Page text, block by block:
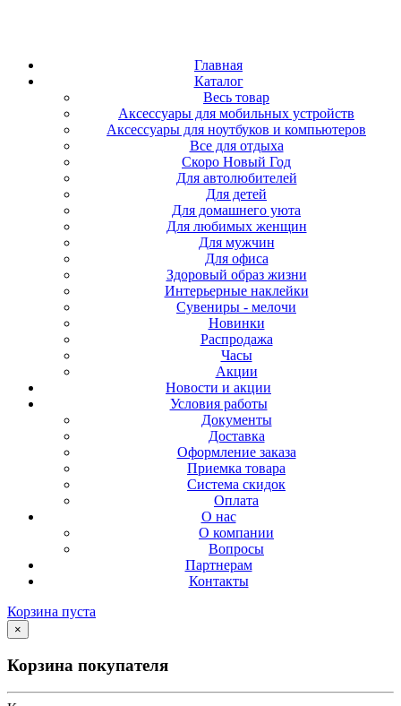
Главная
Каталог
Весь товар
Аксессуары для мобильных устройств
Аксессуары для ноутбуков и компьютеров
Все для отдыха
Скоро Новый Год
Для автолюбителей
Для детей
Для домашнего уюта
Для любимых женщин
Для мужчин
Для офиса
Здоровый образ жизни
Интерьерные наклейки
Сувениры - мелочи
Новинки
Распродажа
Часы
Акции
Новости и акции
Условия работы
Документы
Доставка
Оформление заказа
Приемка товара
Система скидок
Оплата
О нас
О компании
Вопросы
Партнерам
Контакты
Корзина пуста
×
Корзина покупателя